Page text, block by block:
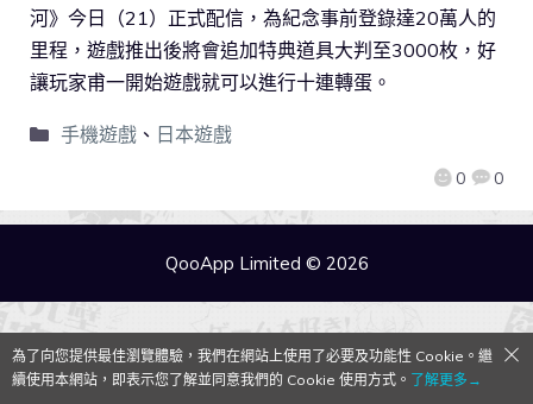
0 0
河》今日（21）正式配信，為紀念事前登錄達20萬人的
里程，遊戲推出後將會追加特典道具大判至3000枚，好
讓玩家甫一開始遊戲就可以進行十連轉蛋。
手機遊戲、 日本遊戲
QooApp Limited © 2026
為了向您提供最佳瀏覽體驗，我們在網站上使用了必要及功能性 Cookie。繼
續使用本網站，即表示您了解並同意我們的 Cookie 使用方式。 了解更多→